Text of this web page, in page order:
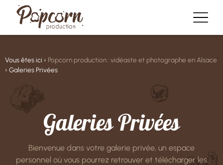
Vous êtes ici › Popcorn production : vidéaste et photographe en Alsace
› Galeries Privées
Galeries Privées
Bienvenue dans votre galerie privée, un espace
personnel où vous pourrez retrouver et télécharger les